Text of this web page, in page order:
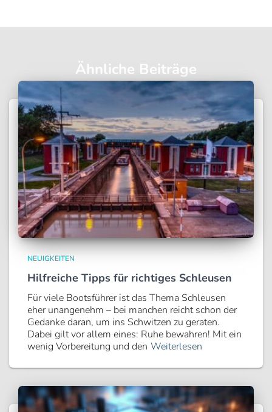
Ähnliche Beiträge
NEUIGKEITEN
Hilfreiche Tipps für richtiges Schleusen
Für viele Bootsführer ist das Thema Schleusen
eher unangenehm – bei manchen reicht schon der
Gedanke daran, um ins Schwitzen zu geraten.
Dabei gilt vor allem eines: Ruhe bewahren! Mit ein
wenig Vorbereitung und den Weiterlesen